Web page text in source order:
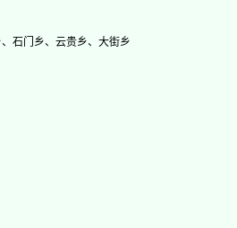
石门乡、云贵乡、大街乡